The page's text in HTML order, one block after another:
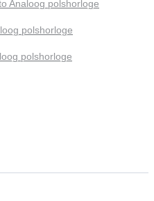
Analoog polshorloge
polshorloge
polshorloge